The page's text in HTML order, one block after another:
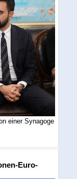
einer Synagoge
Euro-